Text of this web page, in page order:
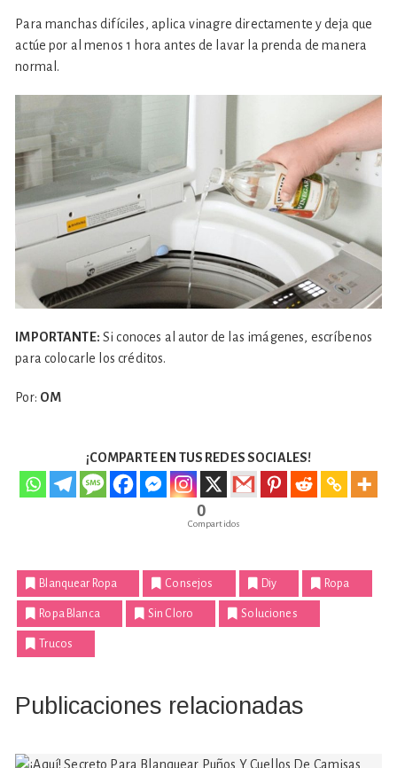
Para manchas difíciles, aplica vinagre directamente y deja que
actúe por al menos 1 hora antes de lavar la prenda de manera
normal.
IMPORTANTE: Si conoces al autor de las imágenes, escríbenos
para colocarle los créditos.
Por: OM
¡COMPARTE EN TUS REDES SOCIALES!
0
Compartidos
Blanquear Ropa Consejos Diy Ropa
Ropa Blanca Sin Cloro Soluciones
Trucos
Publicaciones relacionadas